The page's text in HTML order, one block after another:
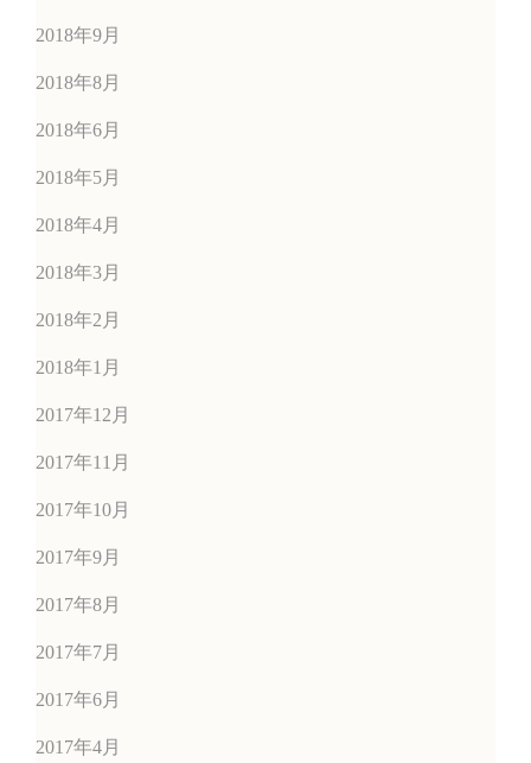
2018年9月
2018年8月
2018年6月
2018年5月
2018年4月
2018年3月
2018年2月
2018年1月
2017年12月
2017年11月
2017年10月
2017年9月
2017年8月
2017年7月
2017年6月
2017年4月